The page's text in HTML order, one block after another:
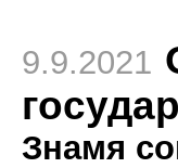
9.9.2021
Знамя